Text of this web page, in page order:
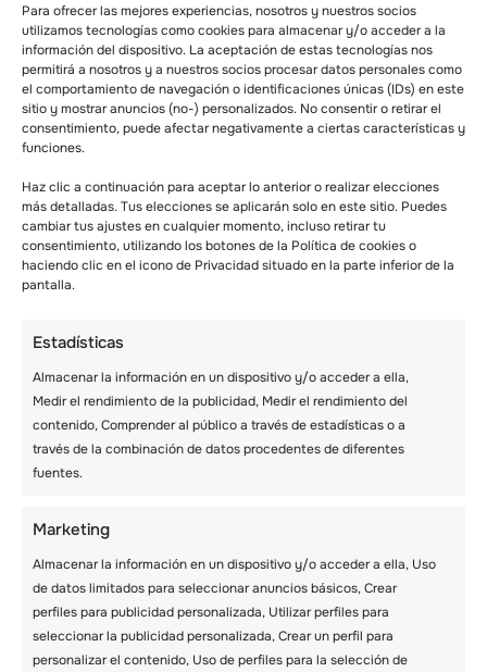
Para ofrecer las mejores experiencias, nosotros y nuestros socios
utilizamos tecnologías como cookies para almacenar y/o acceder a la
información del dispositivo. La aceptación de estas tecnologías nos
permitirá a nosotros y a nuestros socios procesar datos personales como
el comportamiento de navegación o identificaciones únicas (IDs) en este
sitio y mostrar anuncios (no-) personalizados. No consentir o retirar el
consentimiento, puede afectar negativamente a ciertas características y
funciones.
Haz clic a continuación para aceptar lo anterior o realizar elecciones
más detalladas. Tus elecciones se aplicarán solo en este sitio. Puedes
cambiar tus ajustes en cualquier momento, incluso retirar tu
consentimiento, utilizando los botones de la Política de cookies o
haciendo clic en el icono de Privacidad situado en la parte inferior de la
pantalla.
Estadísticas
Almacenar la información en un dispositivo y/o acceder a ella,
Medir el rendimiento de la publicidad, Medir el rendimiento del
contenido, Comprender al público a través de estadísticas o a
través de la combinación de datos procedentes de diferentes
fuentes.
Marketing
Almacenar la información en un dispositivo y/o acceder a ella, Uso
de datos limitados para seleccionar anuncios básicos, Crear
perfiles para publicidad personalizada, Utilizar perfiles para
seleccionar la publicidad personalizada, Crear un perfil para
personalizar el contenido, Uso de perfiles para la selección de
ajuste. La forma ideal de determinar la talla
adecuada es probar varias tallas de sacos de
dormir.
Cómo sacar el máximo
partido a tu saco de
dormir
Después de comprar tu saco de dormir,
querrás hacer todo lo posible para sacarle el
dormir en el suelo. Utiliza siempre una
en climas fríos y mantenerlo caliente. Puedes
calentar tu saco de dormir durante el día
colocándolo bajo el sol directo. También
puedes dejarlo cerca de la hoguera por la
noche.
Si vas de acampada en condiciones invernales
extremas, utiliza una bolsa de agua caliente.
Hacerlo te ayudará a obtener suficiente calor
y a dormir cómodamente. Cuida muy bien tu
saco de dormir si piensas utilizarlo durante
muchos años.